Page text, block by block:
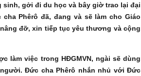
gởi đi du học và bây giờ trao lại đại
Phêrô đã, đang và sẽ làm cho Giáo
đỡ, xin tiếp tục yêu thương và cộng
làm việc trong HĐGMVN, ngài sẽ dùng
Đức cha Phêrô nhắn nhủ với Đức